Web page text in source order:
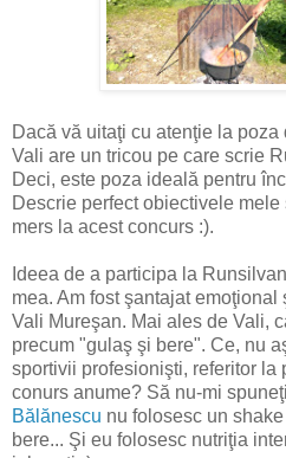
Dacă vă uitaţi cu atenţie la
Vali are un tricou pe care scrie
Deci, este poza ideală pentru
Descrie perfect obiectivele
mers la acest concurs :).
Ideea de a participa la
mea. Am fost şantajat
Vali Mureşan. Mai ales de Vali,
precum "gulaş şi bere". Ce, nu
sportivii profesionişti, referitor la
conurs anume? Să nu-mi
Bălănescu nu folosesc un
bere... Şi eu folosesc nutriţia